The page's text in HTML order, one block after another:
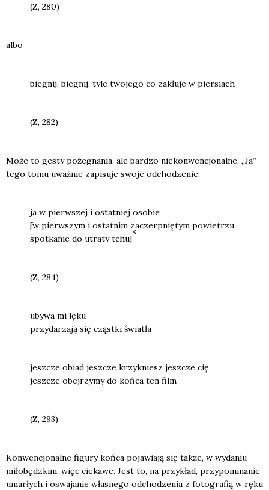
(Z, 280)
albo
bie­gnij, bie­gnij, tyle two­je­go co zakłu­je w pier­siach
(Z, 282)
Może to gesty poże­gna­nia, ale bar­dzo nie­kon­wen­cjo­nal­ne. „Ja”
tego tomu uważ­nie zapi­su­je swo­je odcho­dze­nie:
ja w pierw­szej i ostat­niej oso­bie
[w pierw­szym i ostat­nim zaczerp­nię­tym powie­trzu
spo­tka­nie do utra­ty tchu]
8
(Z, 284)
uby­wa mi lęku
przy­da­rza­ją się cząst­ki świa­tła
jesz­cze obiad jesz­cze krzyk­niesz jesz­cze cię
jesz­cze obej­rzy­my do koń­ca ten film
(Z, 293)
Kon­wen­cjo­nal­ne figu­ry koń­ca poja­wia­ją się tak­że, w wyda­niu
miło­będz­kim, więc cie­ka­we. Jest to, na przy­kład, przy­po­mi­na­nie
umar­łych i oswa­ja­nie wła­sne­go odcho­dze­nia z foto­gra­fią w ręku